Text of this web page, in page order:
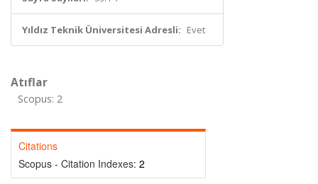
Yıldız Teknik Üniversitesi Adresli: Evet
Atıflar
Scopus: 2
Citations
Scopus - Citation Indexes: 2